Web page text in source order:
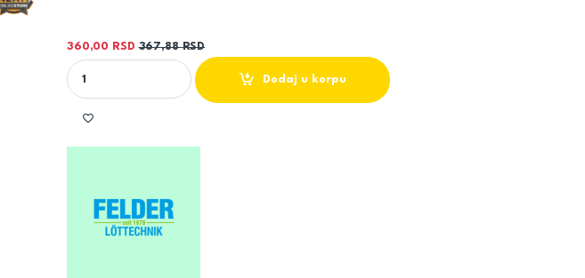
360,00 RSD 367,88RSD
ČETKA ZA ČIŠĆENJE CEVI fi-18 - FELDER quantity
Dodaj u korpu